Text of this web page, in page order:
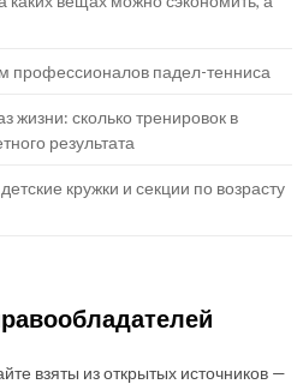
профессионалов падел-тенниса
жизни: сколько тренировок в
результата
кружки и секции по возрасту
взяты из открытых источников —